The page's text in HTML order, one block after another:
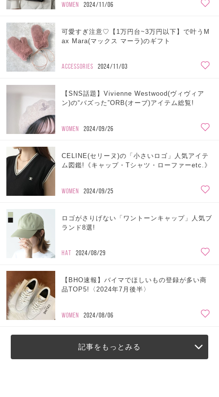
WOMEN 2024/11/06
可愛すぎ注意♡【1万円台~3万円以下】で叶うM
ax Mara(マックス マーラ)のギフト
ACCESSORIES 2024/11/03
【SNS話題】Vivienne Westwood(ヴィヴィア
ン)の“バズった”ORB(オーブ)アイテム総覧!
WOMEN 2024/09/26
CELINE(セリーヌ)の「小さいロゴ」人気アイテ
ム図鑑!《キャップ・Tシャツ・ローファーetc.》
WOMEN 2024/09/25
ロゴがさりげない「ワントーンキャップ」人気ブ
ランド8選!
HAT 2024/08/29
【BHO速報】バイマでほしいもの登録が多い商
品TOP5!〈2024年7月後半〉
WOMEN 2024/08/06
記事をもっとみる